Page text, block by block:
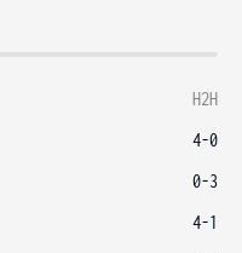
H2H
4-0
0-3
4-1